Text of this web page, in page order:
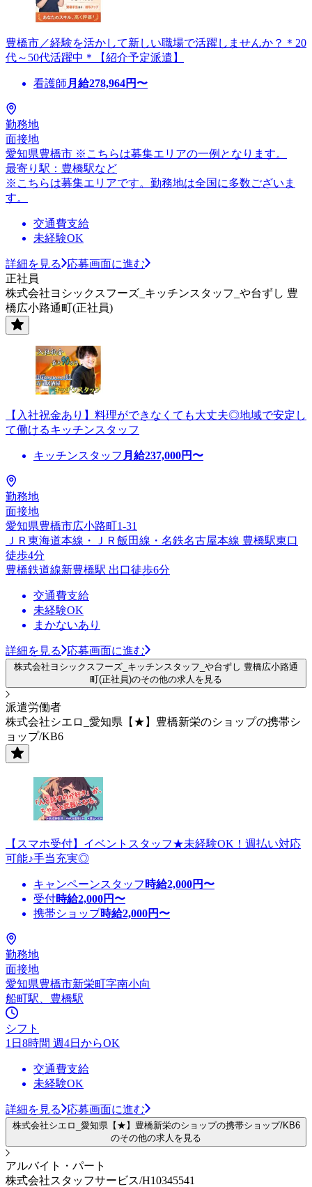
豊橋市／経験を活かして新しい職場で活躍しませんか？＊20
代～50代活躍中＊【紹介予定派遣】
看護師 月給278,964円〜
勤務地
面接地
愛知県豊橋市 ※こちらは募集エリアの一例となります。
最寄り駅：豊橋駅など
※こちらは募集エリアです。勤務地は全国に多数ございま
す。
交通費支給
未経験OK
詳細を見る
応募画面に進む
正社員
株式会社ヨシックスフーズ_キッチンスタッフ_や台ずし 豊
橋広小路通町(正社員)
【入社祝金あり】料理ができなくても大丈夫◎地域で安定し
て働けるキッチンスタッフ
キッチンスタッフ 月給237,000円〜
勤務地
面接地
愛知県豊橋市広小路町1-31
ＪＲ東海道本線・ＪＲ飯田線・名鉄名古屋本線 豊橋駅東口
徒歩4分
豊橋鉄道線新豊橋駅 出口徒歩6分
交通費支給
未経験OK
まかないあり
詳細を見る 応募画面に進む
株式会社ヨシックスフーズ_キッチンスタッフ_や台ずし 豊橋広小路通
町(正社員)のその他の求人を見る
派遣労働者
株式会社シエロ_愛知県【★】豊橋新栄のショップの携帯シ
ョップ/KB6
【スマホ受付】イベントスタッフ★未経験OK！週払い対応
可能♪手当充実◎
キャンペーンスタッフ 時給2,000円〜
受付時給2,000円〜
携帯ショップ時給2,000円〜
勤務地
面接地
愛知県豊橋市新栄町字南小向
船町駅、豊橋駅
シフト
1日8時間 週4日からOK
交通費支給
未経験OK
詳細を見る 応募画面に進む
株式会社シエロ_愛知県【★】豊橋新栄のショップの携帯ショップ/KB6
のその他の求人を見る
アルバイト・パート
株式会社スタッフサービス/H10345541